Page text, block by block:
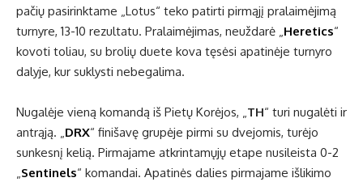
pačių pasirinktame „Lotus“ teko patirti pirmąjį pralaimėjimą
turnyre, 13-10 rezultatu. Pralaimėjimas, neuždarė „Heretics“
kovoti toliau, su brolių duete kova tęsėsi apatinėje turnyro
dalyje, kur suklysti nebegalima.
Nugalėje vieną komandą iš Pietų Korėjos, „TH“ turi nugalėti ir
antrąją. „DRX“ finišavę grupėje pirmi su dvejomis, turėjo
sunkesnį kelią. Pirmajame atkrintamųjų etape nusileista 0-2
„Sentinels“ komandai. Apatinės dalies pirmajame išlikimo